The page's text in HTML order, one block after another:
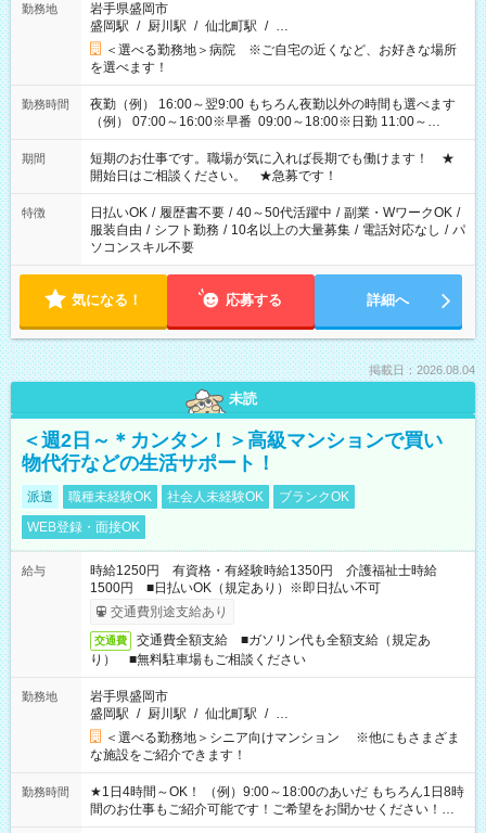
勤務地
岩手県盛岡市
盛岡駅 / 厨川駅 / 仙北町駅 / …
＜選べる勤務地＞病院 ※ご自宅の近くなど、お好きな場所
を選べます！
勤務時間
夜勤（例） 16:00～翌9:00 もちろん夜勤以外の時間も選べます
（例） 07:00～16:00※早番 09:00～18:00※日勤 11:00～
20:00※遅番 ※時間は、固定・選べる施設もあるので、ご希望が
あれば調整できます！ ※シフト制。勤務地により実働時間が異
なります。★家庭の都合でお休みが必要な場合も遠慮なくご相
談ください。
期間
短期のお仕事です。職場が気に入れば長期でも働けます！ ★
開始日はご相談ください。 ★急募です！
特徴 日払いOK / 履歴書不要 / 40～50代活躍中 / 副業・WワークOK /
服装自由 / シフト勤務 / 10名以上の大量募集 / 電話対応なし / パ
ソコンスキル不要
気になる！ 応募する 詳細へ
掲載日：2026.08.04
未読
＜週2日～＊カンタン！＞高級マンションで買い
物代行などの生活サポート！
派遣 職種未経験OK 社会人未経験OK
ブランクOK
WEB登録・面接OK
給与
時給1250円 有資格・有経験時給1350円 介護福祉士時給
1500円 ■日払いOK（規定あり）※即日払い不可
交通費別途支給あり
交通費
交通費全額支給 ■ガソリン代も全額支給（規定あ
り） ■無料駐車場もご相談ください
勤務地
岩手県盛岡市
盛岡駅 / 厨川駅 / 仙北町駅 / …
＜選べる勤務地＞シニア向けマンション ※他にもさまざま
な施設をご紹介できます！
勤務時間
★1日4時間～OK！ （例）9:00～18:00のあいだ もちろん1日8時
間のお仕事もご紹介可能です！ご希望をお聞かせください！★
家庭の都合でお休みが必要な場合も遠慮なくご相談ください。